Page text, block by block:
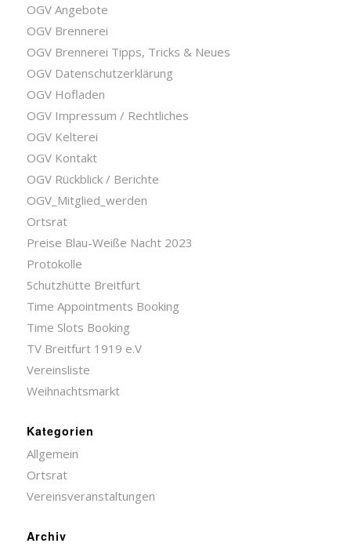
OGV Angebote
OGV Brennerei
OGV Brennerei Tipps, Tricks & Neues
OGV Datenschutzerklärung
OGV Hofladen
OGV Impressum / Rechtliches
OGV Kelterei
OGV Kontakt
OGV Rückblick / Berichte
OGV_Mitglied_werden
Ortsrat
Preise Blau-Weiße Nacht 2023
Protokolle
Schutzhütte Breitfurt
Time Appointments Booking
Time Slots Booking
TV Breitfurt 1919 e.V
Vereinsliste
Weihnachtsmarkt
Kategorien
Allgemein
Ortsrat
Vereinsveranstaltungen
Archiv